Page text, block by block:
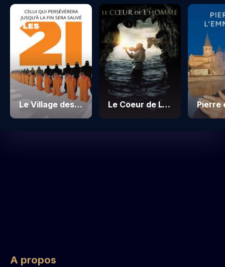
Le Village des Martyrs Le Coeur de L'Homme
A propos